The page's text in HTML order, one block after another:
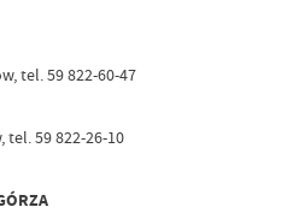
tel. 59 822-60-47
tel. 59 822-26-10